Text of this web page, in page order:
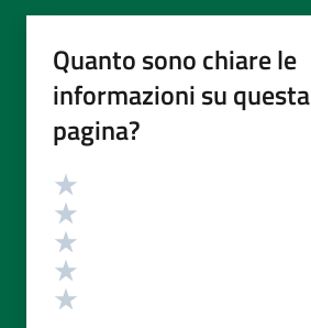
Quanto sono chiare le
informazioni su questa
pagina?
Valutazione